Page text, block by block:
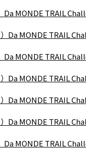
Da MONDE TRAIL
Da MONDE TRAIL
Da MONDE TRAIL
Da MONDE TRAIL
Da MONDE TRAIL
Da MONDE TRAIL
Da MONDE TRAIL